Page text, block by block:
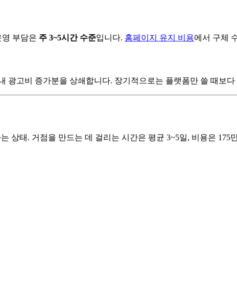
영 부담은 주 3~5시간 수준입니다. 홈페이지 유지 비용에서 구체
광고비 증가분을 상쇄합니다. 장기적으로는 플랫폼만 쓸 때보다
상태. 거점을 만드는 데 걸리는 시간은 평균 3~5일, 비용은 175